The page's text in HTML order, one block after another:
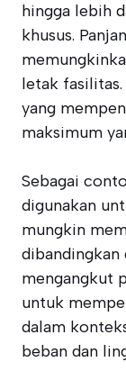
hingga lebih
khusus.
letak
yang
maksimum
Sebagai
digunakan
mungkin
dibandingkan
mengangkut
untuk
dalam
beban dan